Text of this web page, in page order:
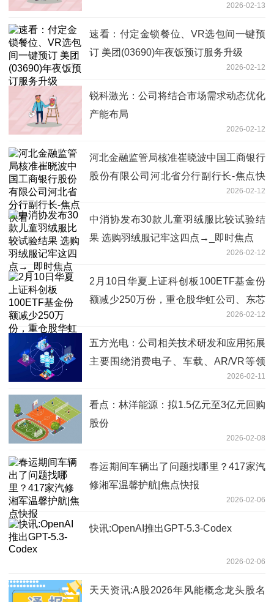
2026-02-13
速看：付定金锁餐位、VR选包间一键预
订 美团(03690)年夜饭预订服务升级
2026-02-12
锐科激光：公司将结合市场需求动态优化
产能布局
2026-02-12
河北金融监管局核准崔晓波中国工商银行
股份有限公司河北省分行副行长-焦点快
2026-02-12
中消协发布30款儿童羽绒服比较试验结
果 选购羽绒服记牢这四点→_即时焦点
2026-02-12
2月10日华夏上证科创板100ETF基金份
额减少250万份，重仓股华虹公司、东芯
2026-02-12
五方光电：公司相关技术研发和应用拓展
主要围绕消费电子、车载、AR/VR等领
2026-02-11
看点：林洋能源：拟1.5亿元至3亿元回购
股份
2026-02-08
春运期间车辆出了问题找哪里？417家汽
修湘军温馨护航|焦点快报
2026-02-06
快讯:OpenAI推出GPT-5.3-Codex
2026-02-06
天天资讯:A股2026年风能概念龙头股名